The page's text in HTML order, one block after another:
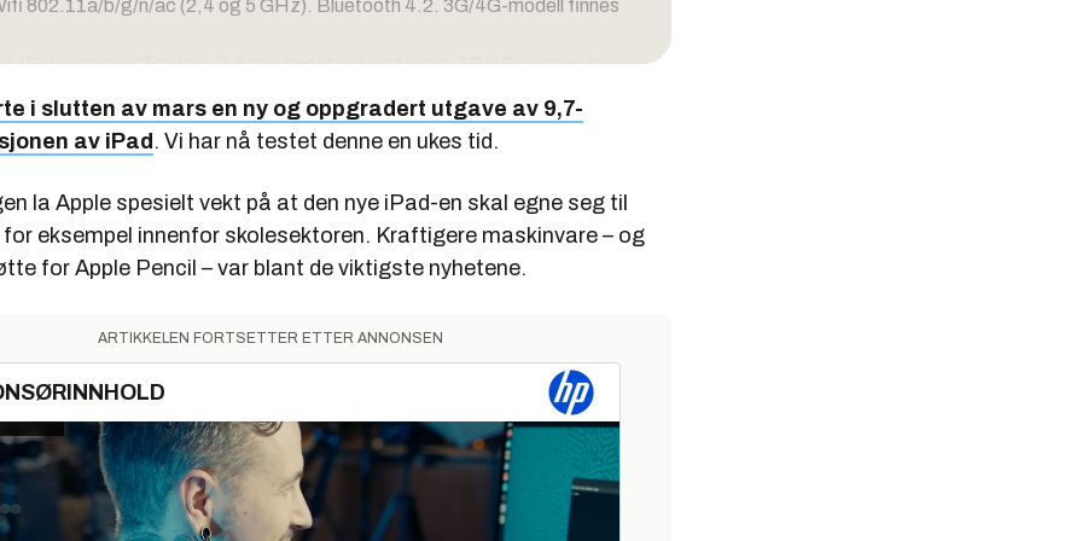
802.11a/b/g/n/ac (2,4 og 5 GHz). Bluetooth 4.2. 3G/4G-modell finnes
ID, Lightning-tilkobling. 3,5 mm hodetelefonutgang. 3G/4G-versjon har
iOS 11
wattimer (oppgitt batteritid=10 timer surfing via wifi, videoavspilling eller
x 169,5 x 7,5 mm
(3G/4G-modell: 478 gram)
fra kr 3490. 128 GB, fra kr 4490. Apple Pencil: 999 kroner.
i slutten av mars en ny og oppgradert utgave av 9,7-
av iPad . Vi har nå testet denne en ukes tid.
la Apple spesielt vekt på at den nye iPad-en skal egne seg til
eksempel innenfor skolesektoren. Kraftigere maskinvare – og
for Apple Pencil – var blant de viktigste nyhetene.
ARTIKKELEN FORTSETTER ETTER ANNONSEN